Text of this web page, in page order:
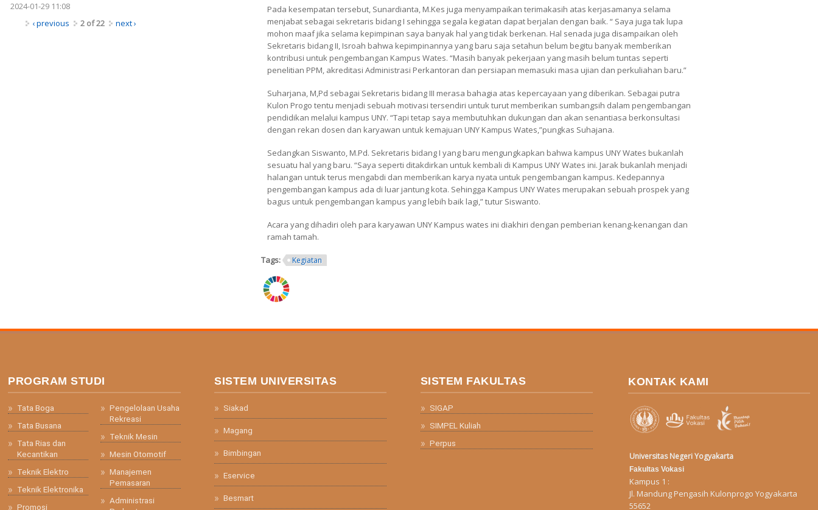
Pada kesempatan tersebut, Sunardianta, M.Kes juga menyampaikan terimakasih atas kerjasamanya selama
menjabat sebagai sekretaris bidang I sehingga segala kegiatan dapat berjalan dengan baik. “ Saya juga tak lupa
mohon maaf jika selama kepimpinan saya banyak hal yang tidak berkenan. Hal senada juga disampaikan oleh
Sekretaris bidang II, Isroah bahwa kepimpinannya yang baru saja setahun belum begitu banyak memberikan
kontribusi untuk pengembangan Kampus Wates. “Masih banyak pekerjaan yang masih belum tuntas seperti
penelitian PPM, akreditasi Administrasi Perkantoran dan persiapan memasuki masa ujian dan perkuliahan baru.”
Suharjana, M,Pd sebagai Sekretaris bidang III merasa bahagia atas kepercayaan yang diberikan. Sebagai putra
Kulon Progo tentu menjadi sebuah motivasi tersendiri untuk turut memberikan sumbangsih dalam pengembangan
pendidikan melalui kampus UNY. “Tapi tetap saya membutuhkan dukungan dan akan senantiasa berkonsultasi
dengan rekan dosen dan karyawan untuk kemajuan UNY Kampus Wates,”pungkas Suhajana.
Sedangkan Siswanto, M.Pd. Sekretaris bidang I yang baru mengungkapkan bahwa kampus UNY Wates bukanlah
sesuatu hal yang baru. “Saya seperti ditakdirkan untuk kembali di Kampus UNY Wates ini. Jarak bukanlah menjadi
halangan untuk terus mengabdi dan memberikan karya nyata untuk pengembangan kampus. Kedepannya
pengembangan kampus ada di luar jantung kota. Sehingga Kampus UNY Wates merupakan sebuah prospek yang
bagus untuk pengembangan kampus yang lebih baik lagi,” tutur Siswanto.
Acara yang dihadiri oleh para karyawan UNY Kampus wates ini diakhiri dengan pemberian kenang-kenangan dan
ramah tamah.
Tags: Kegiatan
ring.png
2024-01-29 11:08
‹ previous
2 of 22 next ›
PROGRAM STUDI
Tata Boga
Tata Busana
Tata Rias dan
Kecantikan
Teknik Elektro
Teknik Elektronika
Promosi
Pengelolaan Usaha
Rekreasi
Teknik Mesin
Mesin Otomotif
Manajemen
Pemasaran
Administrasi
SISTEM UNIVERSITAS
Siakad
Magang
Bimbingan
Eservice
Besmart
SISTEM FAKULTAS
SIGAP
SIMPEL Kuliah
Perpus
KONTAK KAMI
Universitas Negeri Yogyakarta
Fakultas Vokasi
Kampus 1 :
Jl. Mandung Pengasih Kulonprogo Yogyakarta
55652